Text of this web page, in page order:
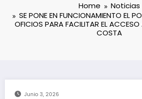
Home
Noticias
SE PONE EN FUNCIONAMIENTO EL
OFICIOS PARA FACILITAR EL ACCESO
COSTA
Junio 3, 2026